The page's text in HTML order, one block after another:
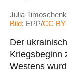
Julia
Bild: EPP/CC
Der
Kriegsbeginn
Westens